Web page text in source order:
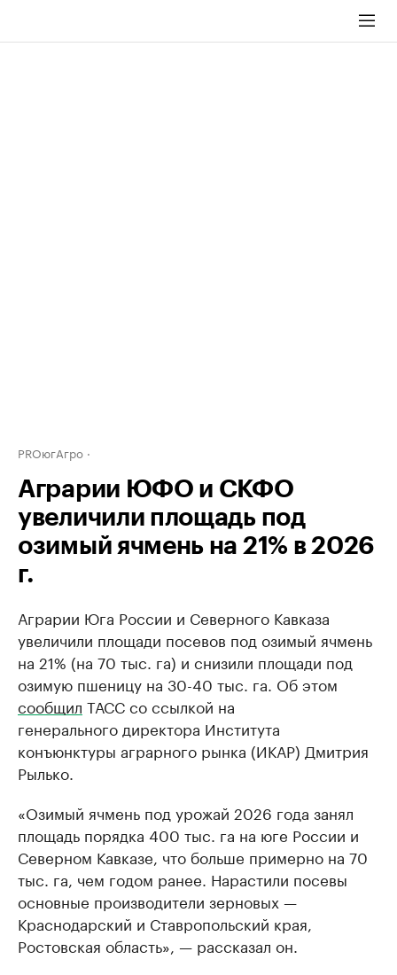
PROюгАгро
Аграрии ЮФО и СКФО
увеличили площадь под
озимый ячмень на 21% в 2026
г.
Аграрии Юга России и Северного Кавказа
увеличили площади посевов под озимый ячмень
на 21% (на 70 тыс. га) и снизили площади под
озимую пшеницу на 30-40 тыс. га. Об этом
сообщил ТАСС со ссылкой на
генерального директора Института
конъюнктуры аграрного рынка (ИКАР) Дмитрия
Рылько.
«Озимый ячмень под урожай 2026 года занял
площадь порядка 400 тыс. га на юге России и
Северном Кавказе, что больше примерно на 70
тыс. га, чем годом ранее. Нарастили посевы
основные производители зерновых —
Краснодарский и Ставропольский края,
Ростовская область», — рассказал он.